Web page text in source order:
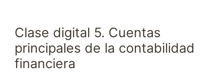
Clase digital 5. Cuentas
principales de la contabilidad
financiera